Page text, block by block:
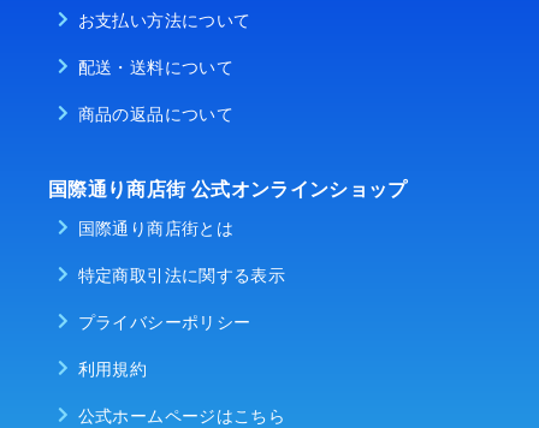
お支払い方法について
配送・送料について
商品の返品について
国際通り商店街 公式オンラインショップ
国際通り商店街とは
特定商取引法に関する表示
プライバシーポリシー
利用規約
公式ホームページはこちら